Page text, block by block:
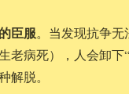
臣服。当发现抗争
老病死），人会卸下
解脱。